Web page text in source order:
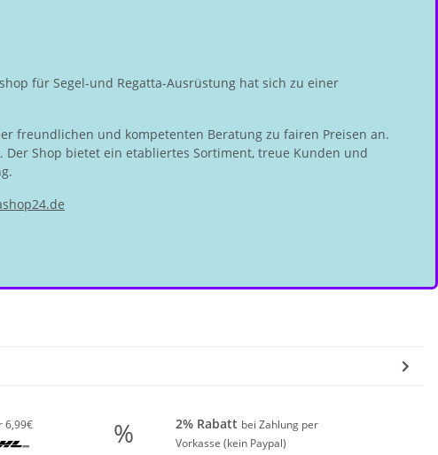
für Segel-und Regatta-Ausrüstung hat sich zu einer
freundlichen und kompetenten Beratung zu fairen Preisen an.
Shop bietet ein etabliertes Sortiment, treue Kunden und
6,99€
% 2% Rabatt bei Zahlung per
Vorkasse (kein Paypal)